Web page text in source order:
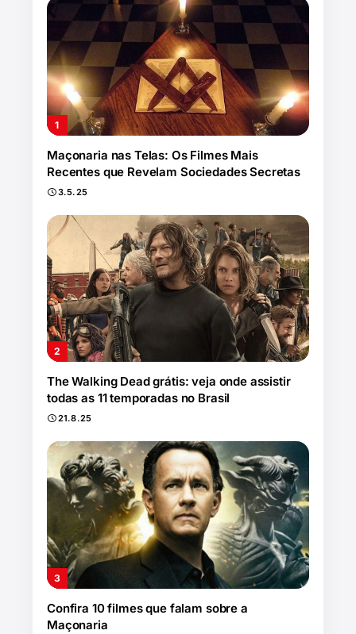
Maçonaria nas Telas: Os Filmes Mais
Recentes que Revelam Sociedades Secretas
3.5.25
The Walking Dead grátis: veja onde assistir
todas as 11 temporadas no Brasil
21.8.25
Confira 10 filmes que falam sobre a
Maçonaria